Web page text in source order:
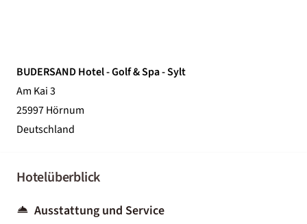
BUDERSAND Hotel - Golf & Spa - Sylt
Am Kai 3
25997 Hörnum
Deutschland
Hotelüberblick
Ausstattung und Service